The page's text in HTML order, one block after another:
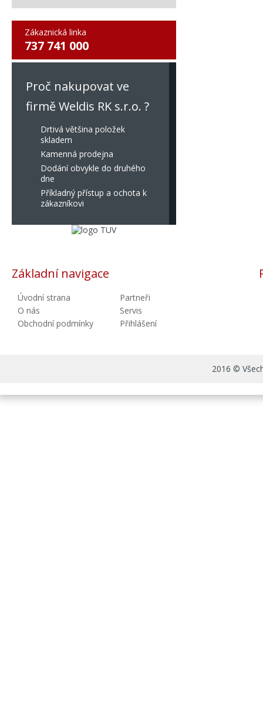
Zákaznická linka
737 741 000
Proč nakupovat ve
firmě Weldis RK s.r.o. ?
Drtivá většina položek
skladem
Kamenná prodejna
Dodání obvykle do druhého
dne
Příkladný přístup a ochota k
zákazníkovi
Základní navigace
Úvodní strana
O nás
Obchodní podmínky
Partneři
Servis
Přihlášení
2016 ©